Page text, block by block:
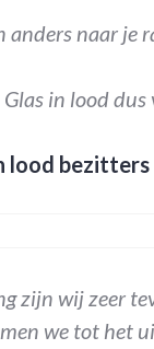
anders naar je
in lood
lood
zijn wij zeer
we tot het